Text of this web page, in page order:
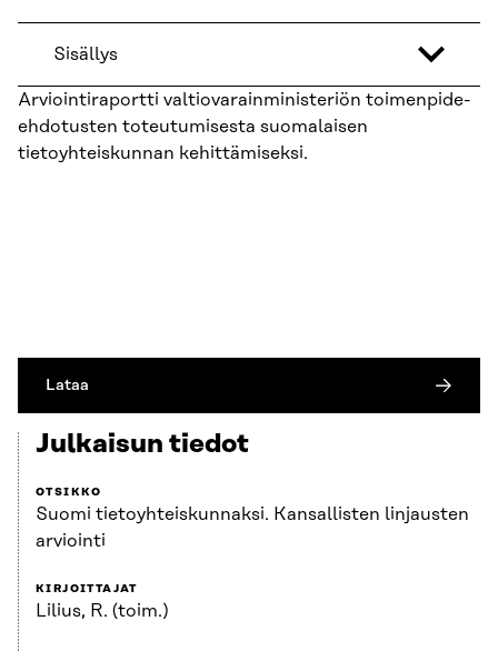
Sisällys
Arviointiraportti valtiovarainministeriön toimenpide-
ehdotusten toteutumisesta suomalaisen
tietoyhteiskunnan kehittämiseksi.
Lataa
Julkaisun tiedot
OTSIKKO
Suomi tietoyhteiskunnaksi. Kansallisten linjausten
arviointi
KIRJOITTAJAT
Lilius, R. (toim.)